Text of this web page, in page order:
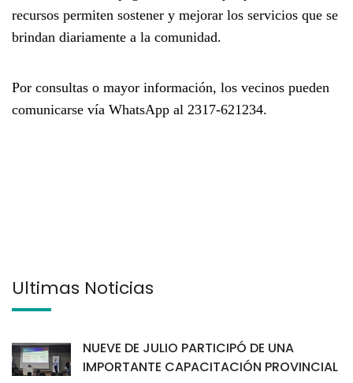
recursos permiten sostener y mejorar los servicios que se
brindan diariamente a la comunidad.
Por consultas o mayor información, los vecinos pueden
comunicarse vía WhatsApp al 2317-621234.
Últimas Noticias
NUEVE DE JULIO PARTICIPÓ DE UNA
IMPORTANTE CAPACITACIÓN PROVINCIAL